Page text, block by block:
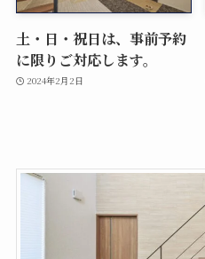
土・日・祝日は、事前予約
に限りご対応します。
2024年2月2日